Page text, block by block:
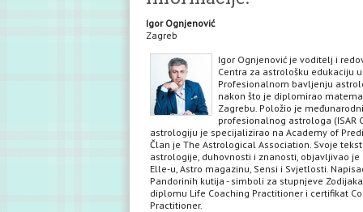
Igor Ognjenović
Zagreb
Igor Ognjenović je voditelj i
Centra za astrološku edukaciju
Profesionalnom bavljenju
nakon što je diplomirao
Zagrebu. Položio je
profesionalnog astrologa (ISAR
astrologiju je specijalizirao na Academy of
Član je The Astrological Association. Svoje
astrologije, duhovnosti i znanosti, objavljivao je
Elle-u, Astro magazinu, Sensi i Svjetlosti.
Pandorinih kutija - simboli za stupnjeve
diplomu Life Coaching Practitioner i certifikat
Practitioner.